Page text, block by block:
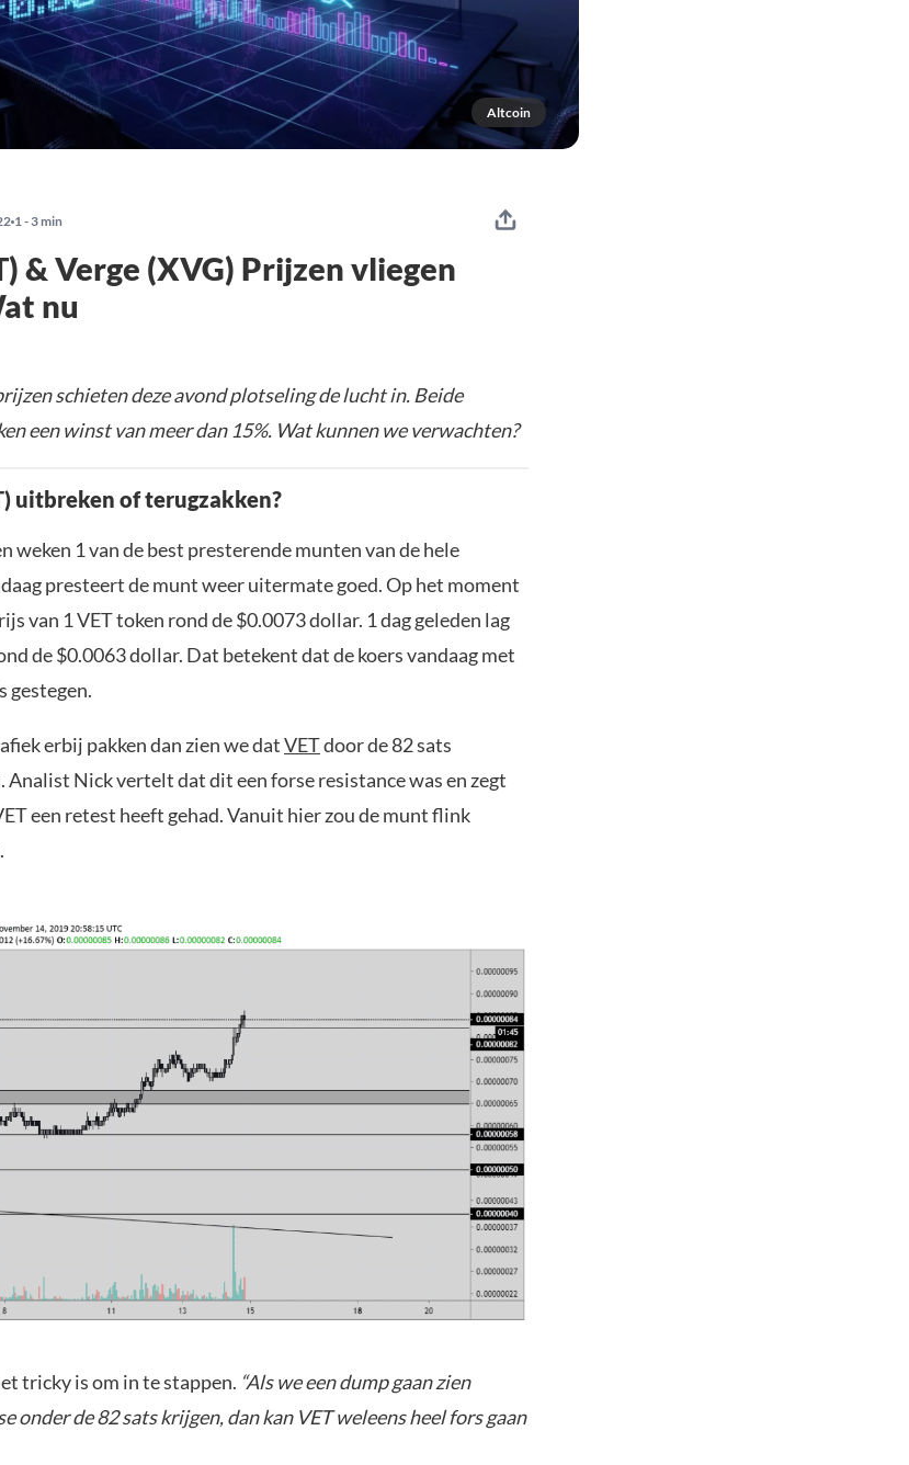
Altcoin
1 - 3 min
& Verge (XVG) Prijzen vliegen
nu
schieten deze avond plotseling de lucht in. Beide
een winst van meer dan 15%. Wat kunnen we verwachten?
uitbreken of terugzakken?
weken 1 van de best presterende munten van de hele
presteert de munt weer uitermate goed. Op het moment
van 1 VET token rond de $0.0073 dollar. 1 dag geleden lag
de $0.0063 dollar. Dat betekent dat de koers vandaag met
gestegen.
erbij pakken dan zien we datVETdoor de 82 sats
Analist Nick vertelt dat dit een forse resistance was en zegt
een retest heeft gehad. Vanuit hier zou de munt flink
tricky is om in te stappen. “Als we een dump gaan zien
onder de 82 sats krijgen, dan kan VET weleens heel fors gaan